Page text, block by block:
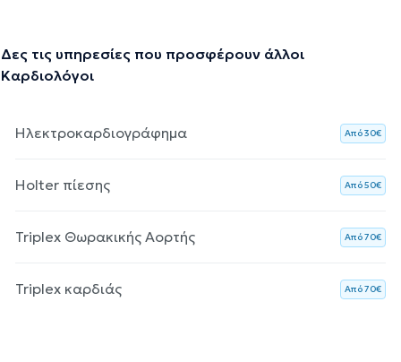
Δες τις υπηρεσίες που προσφέρουν άλλοι
Καρδιολόγοι
Ηλεκτροκαρδιογράφημα Aπό 30€
Holter πίεσης Aπό 50€
Triplex Θωρακικής Αορτής Aπό 70€
Triplex καρδιάς Aπό 70€